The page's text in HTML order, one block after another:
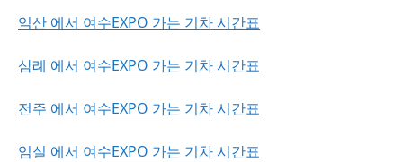
익산 에서 여수EXPO 가는 기차 시간표
삼례 에서 여수EXPO 가는 기차 시간표
전주 에서 여수EXPO 가는 기차 시간표
임실 에서 여수EXPO 가는 기차 시간표